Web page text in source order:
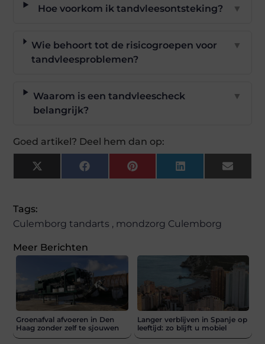
Hoe voorkom ik tandvleesontsteking? ▼
Wie behoort tot de risicogroepen voor
tandvleesproblemen?
▼
Waarom is een tandvleescheck
belangrijk?
▼
Goed artikel? Deel hem dan op:
X
(Twitter)
FacebookPinterestLinkedIn Email
Tags:
Culemborg tandarts , mondzorg Culemborg
Meer Berichten
Groenafval afvoeren in Den
Haag zonder zelf te sjouwen
Langer verblijven in Spanje op
leeftijd: zo blijft u mobiel